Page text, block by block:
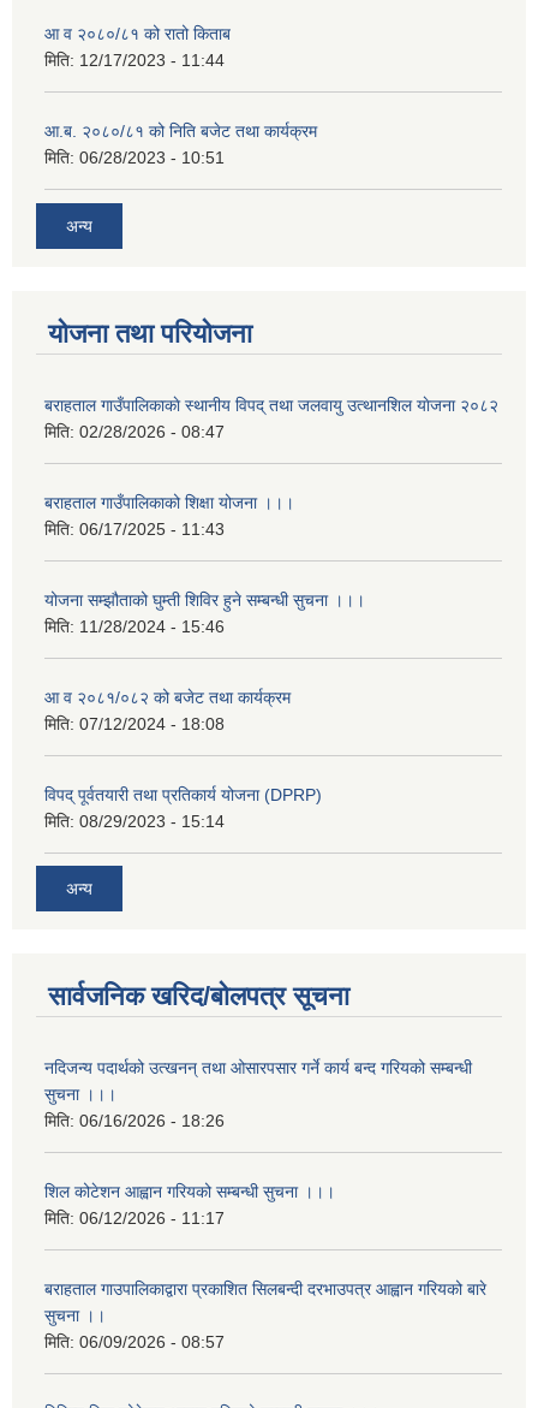
आ व २०८०/८१ को रातो किताब
मिति: 12/17/2023 - 11:44
आ.ब. २०८०/८१ को निति बजेट तथा कार्यक्रम
मिति: 06/28/2023 - 10:51
अन्य
योजना तथा परियोजना
बराहताल गाउँपालिकाकाे स्थानीय विपद् तथा जलवायु उत्थानशिल याेजना २०८२
मिति: 02/28/2026 - 08:47
बराहताल गाउँपालिकाको शिक्षा योजना ।।।
मिति: 06/17/2025 - 11:43
योजना सम्झौताको घुम्ती शिविर हुने सम्बन्धी सुचना ।।।
मिति: 11/28/2024 - 15:46
आ व २०८१/०८२ को बजेट तथा कार्यक्रम
मिति: 07/12/2024 - 18:08
विपद् पूर्वतयारी तथा प्रतिकार्य योजना (DPRP)
मिति: 08/29/2023 - 15:14
अन्य
सार्वजनिक खरिद/बोलपत्र सूचना
नदिजन्य पदार्थको उत्खनन् तथा ओसारपसार गर्ने कार्य बन्द गरियको सम्बन्धी
सुचना ।।।
मिति: 06/16/2026 - 18:26
शिल कोटेशन आह्वान गरियको सम्बन्धी सुचना ।।।
मिति: 06/12/2026 - 11:17
बराहताल गाउपालिकाद्वारा प्रकाशित सिलबन्दी दरभाउपत्र आह्वान गरियको बारे
सुचना ।।
मिति: 06/09/2026 - 08:57